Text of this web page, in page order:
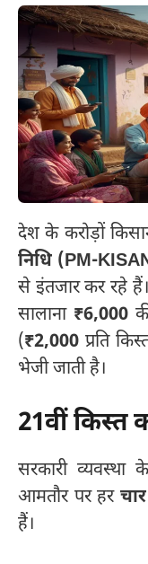
देश के करोड़ों
निधि (PM-
से इंतजार कर रहे
सालाना ₹6,000
(₹2,000 प्रति
भेजी जाती है।
21वीं किस्त
सरकारी
आमतौर पर हर
हैं।